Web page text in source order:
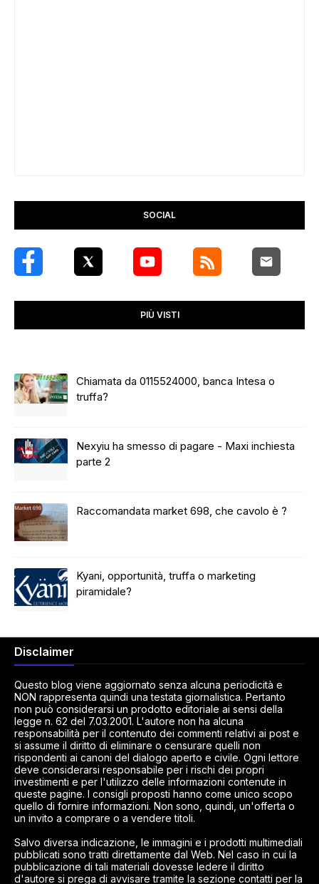
SOCIAL
PIÙ VISTI
Chiamata da 0115524000, banca Intesa o
truffa?
Nexyiu ha smesso di pagare - Maxi inchiesta
parte 2
Raccomandata market 698, che cavolo è ?
Kyani, opportunità, truffa o marketing
piramidale?
Disclaimer
Questo blog viene aggiornato senza alcuna periodicità e
NON rappresenta quindi una testata giornalistica. Pertanto
non può considerarsi un prodotto editoriale ai sensi della
legge n. 62 del 7.03.2001. L'autore non ha alcuna
responsabilità per il contenuto dei commenti relativi ai post e
si assume il diritto di eliminare o censurare quelli non
rispondenti ai canoni del dialogo aperto e civile. Ogni lettore
deve considerarsi responsabile per i rischi dei propri
investimenti e per l'utilizzo delle informazioni contenute in
queste pagine. I consigli proposti hanno come unico scopo
quello di fornire informazioni. Non sono, quindi, un'offerta o
un invito a comprare o a vendere titoli.
Salvo diversa indicazione, le immagini e i prodotti multimediali
pubblicati sono tratti direttamente dal Web. Nel caso in cui la
pubblicazione di tali materiali dovesse ledere il diritto
d'autore si prega di avvisare tramite la sezione contatti per la